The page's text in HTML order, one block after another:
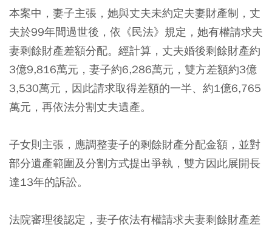
本案中，妻子主張，她與丈夫未約定夫妻財產制，丈
夫於99年間過世後，依《民法》規定，她有權請求夫
妻剩餘財產差額分配。經計算，丈夫婚後剩餘財產約
3億9,816萬元，妻子約6,286萬元，雙方差額約3億
3,530萬元，因此請求取得差額的一半、約1億6,765
萬元，再依法分割丈夫遺產。
子女則主張，應調整妻子的剩餘財產分配金額，並對
部分遺產範圍及分割方式提出爭執，雙方因此展開長
達13年的訴訟。
法院審理後認定，妻子依法有權請求夫妻剩餘財產差